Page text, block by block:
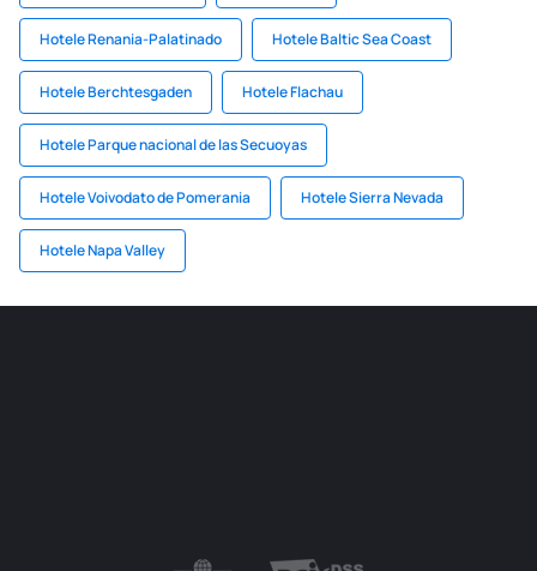
Hotele Renania-Palatinado Hotele Baltic Sea Coast
Hotele Berchtesgaden Hotele Flachau
Hotele Parque nacional de las Secuoyas
Hotele Voivodato de Pomerania Hotele Sierra Nevada
Hotele Napa Valley